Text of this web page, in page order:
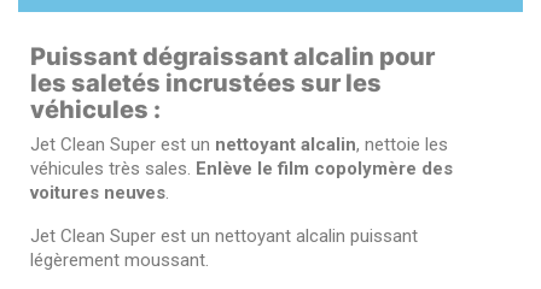
Puissant dégraissant alcalin pour
les saletés incrustées sur les
véhicules :
Jet Clean Super est un nettoyant alcalin, nettoie les
véhicules très sales. Enlève le film copolymère des
voitures neuves
Jet Clean Super est un nettoyant alcalin puissant
légèrement moussant.